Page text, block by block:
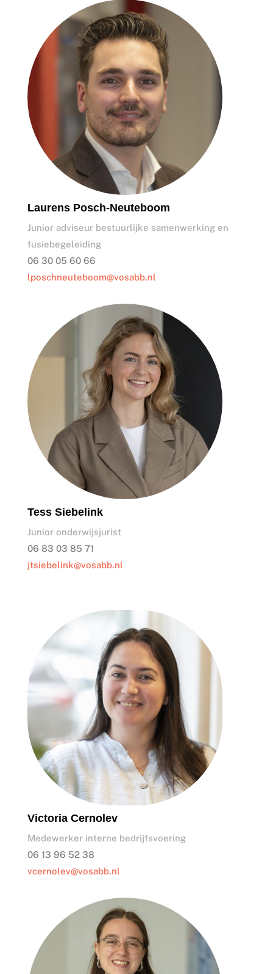
Laurens Posch-Neuteboom
Junior adviseur bestuurlijke samenwerking en
fusiebegeleiding
06 30 05 60 66
lposchneuteboom@vosabb.nl
Tess Siebelink
Junior onderwijsjurist
06 83 03 85 71
jtsiebelink@vosabb.nl
Victoria Cernolev
Medewerker interne bedrijfsvoering
06 13 96 52 38
vcernolev@vosabb.nl